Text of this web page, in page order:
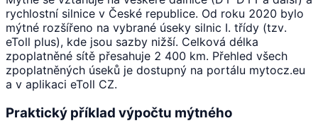
rychlostní silnice v České republice. Od roku 2020 bylo
mýtné rozšířeno na vybrané úseky silnic I. třídy (tzv.
eToll plus), kde jsou sazby nižší. Celková délka
zpoplatněné sítě přesahuje 2 400 km. Přehled všech
zpoplatněných úseků je dostupný na portálu mytocz.eu
a v aplikaci eToll CZ.
Praktický příklad výpočtu mýtného